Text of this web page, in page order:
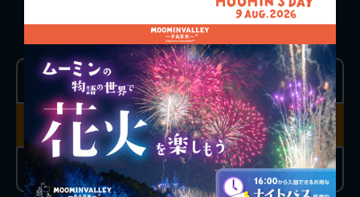
TICKET PRICEONE-DAY PASS
おとな こども
（4歳以上高校生以下）
前売り
3,900円
前売り
1,000円
当日チケット
4,300円
当日チケット
1,300円